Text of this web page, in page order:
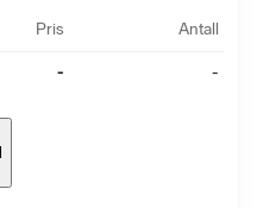
Pris Antall
- -